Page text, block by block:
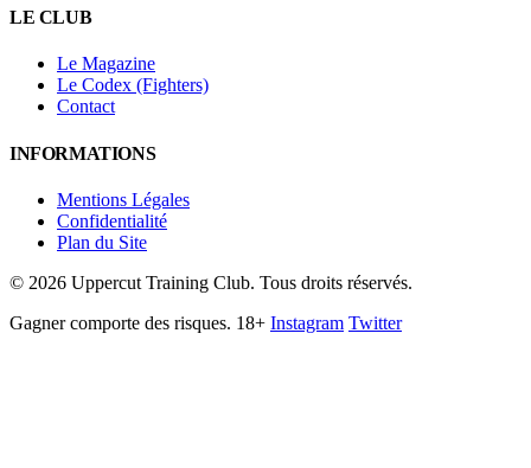
LE CLUB
Le Magazine
Le Codex (Fighters)
Contact
INFORMATIONS
Mentions Légales
Confidentialité
Plan du Site
© 2026 Uppercut Training Club. Tous droits réservés.
Gagner comporte des risques. 18+ Instagram Twitter